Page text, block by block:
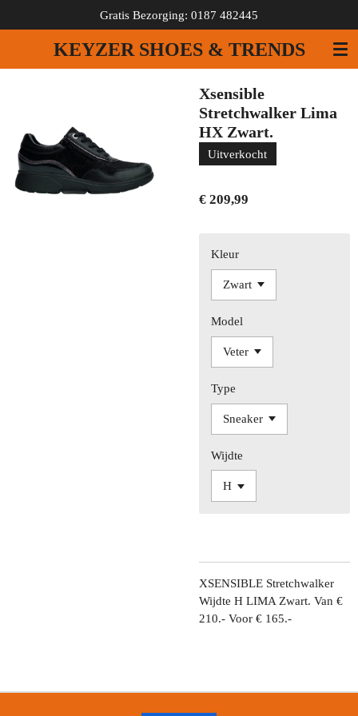
direct
de
KEYZER SHOES & TRENDS
Gratis Bezorging: 0187 482445
Xsensible
Stretchwalker Lima
HX Zwart.
Uitverkocht
€ 209,99
Kleur
Model
Type
Wijdte
XSENSIBLE Stretchwalker
Wijdte H LIMA Zwart. Van €
210.- Voor € 165.-